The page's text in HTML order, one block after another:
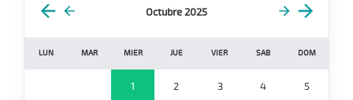
Octubre 2025
LUN MAR MIER JUE VIER SAB DOM
1 2 3 4 5